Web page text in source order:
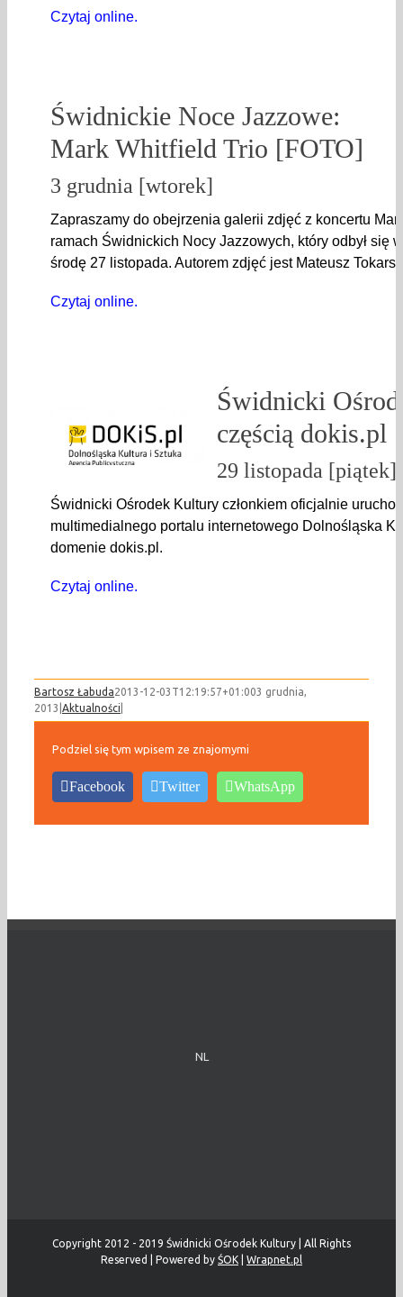
Czytaj online.
Świdnickie Noce Jazzowe:
Mark Whitfield Trio [FOTO]
3 grudnia [wtorek]
Zapraszamy do obejrzenia galerii zdjęć z koncertu
ramach Świdnickich Nocy Jazzowych, który odbył się
środę 27 listopada. Autorem zdjęć jest Mateusz
Czytaj online.
Świdnicki
częścią dokis.pl
29 listopada [piątek]
Świdnicki Ośrodek Kultury członkiem oficjalnie
multimedialnego portalu internetowego Dolnośląska
domenie dokis.pl.
Czytaj online.
Bartosz Łabuda2013-12-03T12:19:57+01:003 grudnia,
2013 Aktualności
Podziel się tym wpisem ze znajomymi
Facebook Twitter WhatsApp
NL
Copyright 2012 - 2019 Świdnicki Ośrodek Kultury | All Rights
Reserved | Powered by ŚOK Wrapnet.pl